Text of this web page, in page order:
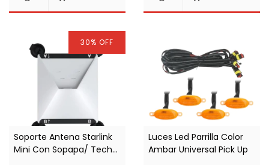
30% OFF
Soporte Antena Starlink
Mini Con Sopapa/ Techo
Luces Led Parrilla Color
Ambar Universal Pick Up